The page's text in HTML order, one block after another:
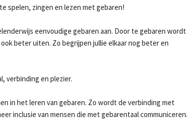
spelen, zingen en lezen met gebaren!
eenvoudige gebaren aan. Door te gebaren wordt
beter uiten. Zo begrijpen jullie elkaar nog beter en
verbinding en plezier.
in het leren van gebaren. Zo wordt de verbinding met
inclusie van mensen die met gebarentaal communiceren.